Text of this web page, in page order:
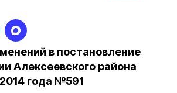
в постановление
Алексеевского района
года №591